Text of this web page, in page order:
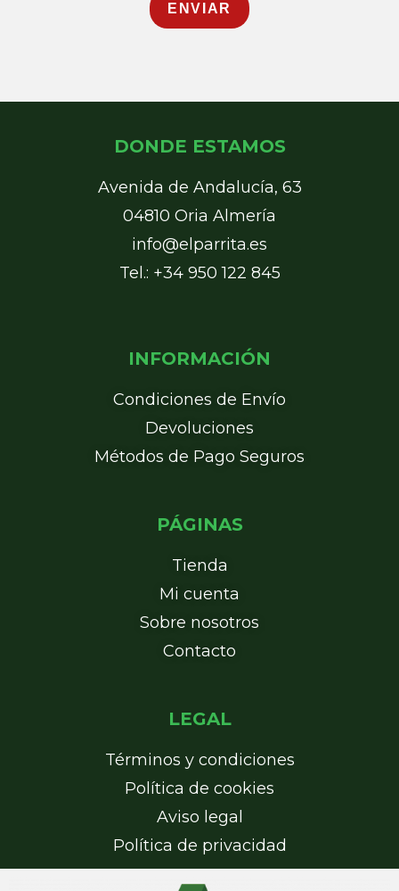
ENVIAR
DONDE ESTAMOS
Avenida de Andalucía, 63
04810 Oria Almería
info@elparrita.es
Tel.: +34 950 122 845
INFORMACIÓN
Condiciones de Envío
Devoluciones
Métodos de Pago Seguros
PÁGINAS
Tienda
Mi cuenta
Sobre nosotros
Contacto
LEGAL
Términos y condiciones
Política de cookies
Aviso legal
Política de privacidad